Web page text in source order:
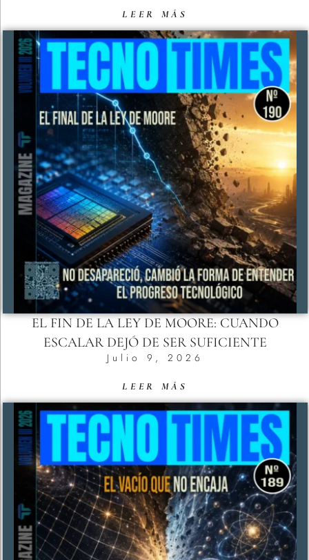
LEER MÁS
EL FIN DE LA LEY DE MOORE: CUANDO
ESCALAR DEJÓ DE SER SUFICIENTE
Julio 9, 2026
LEER MÁS